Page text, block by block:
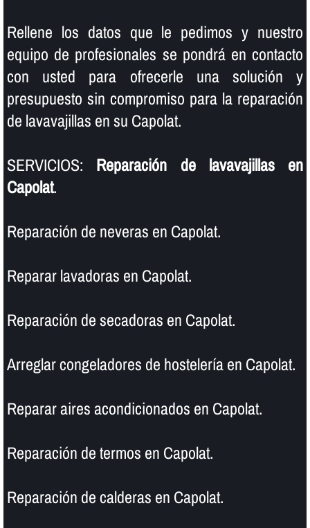
Rellene los datos que le pedimos y nuestro
equipo de profesionales se pondrá en contacto
con usted para ofrecerle una solución y
presupuesto sin compromiso para la reparación
de lavavajillas en su Capolat.
SERVICIOS: Reparación de lavavajillas en
Capolat.
Reparación de neveras en Capolat.
Reparar lavadoras en Capolat.
Reparación de secadoras en Capolat.
Arreglar congeladores de hostelerí­a en Capolat.
Reparar aires acondicionados en Capolat.
Reparación de termos en Capolat.
Reparación de calderas en Capolat.